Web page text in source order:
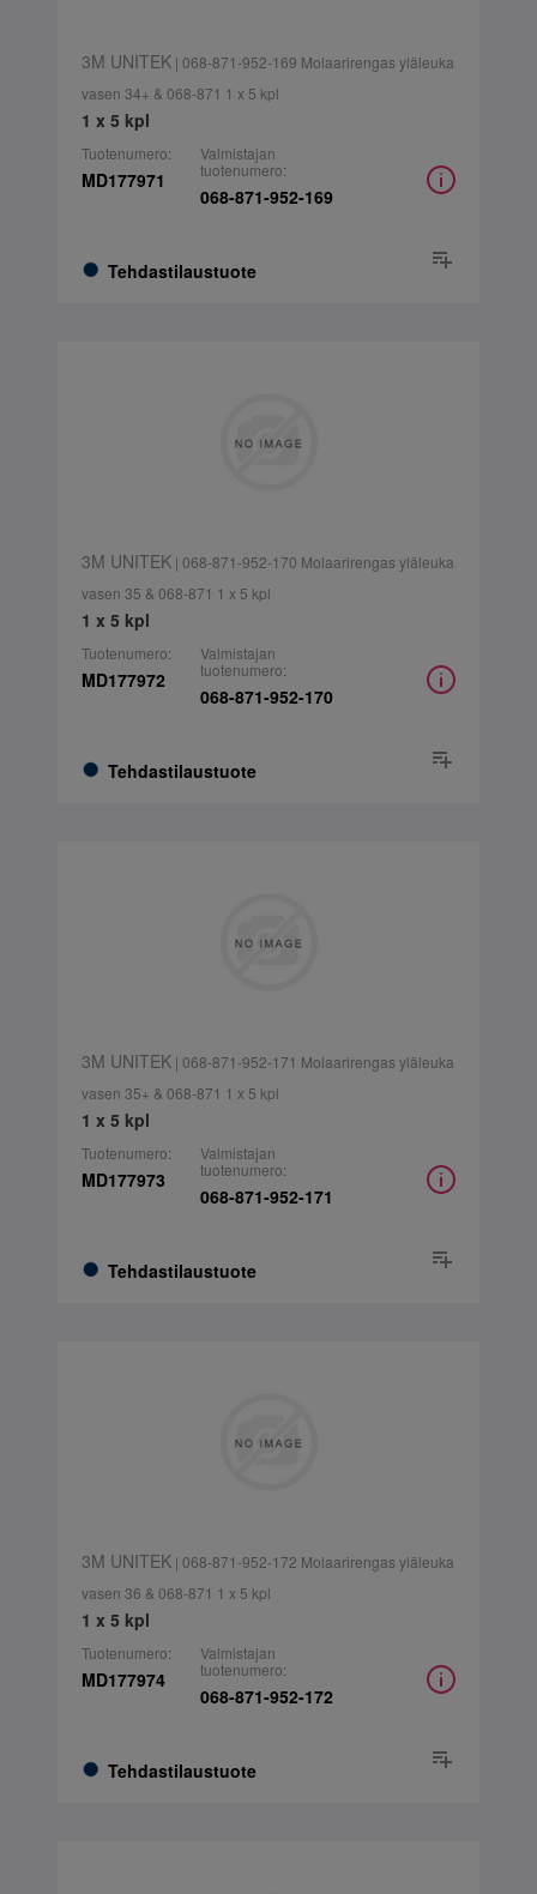
3M UNITEK| 068-871-952-169 Molaarirengas yläleuka
vasen 34+ & 068-871 1 x 5 kpl
1 x 5 kpl
Tuotenumero:
MD177971
Tehdastilaustuote
Valmistajan
tuotenumero:
068-871-952-169
3M UNITEK| 068-871-952-170 Molaarirengas yläleuka
vasen 35 & 068-871 1 x 5 kpl
1 x 5 kpl
Tuotenumero:
MD177972
Tehdastilaustuote
Valmistajan
tuotenumero:
068-871-952-170
3M UNITEK| 068-871-952-171 Molaarirengas yläleuka
vasen 35+ & 068-871 1 x 5 kpl
1 x 5 kpl
Tuotenumero:
MD177973
Tehdastilaustuote
Valmistajan
tuotenumero:
068-871-952-171
3M UNITEK| 068-871-952-172 Molaarirengas yläleuka
vasen 36 & 068-871 1 x 5 kpl
1 x 5 kpl
Tuotenumero:
MD177974
Tehdastilaustuote
Valmistajan
tuotenumero:
068-871-952-172